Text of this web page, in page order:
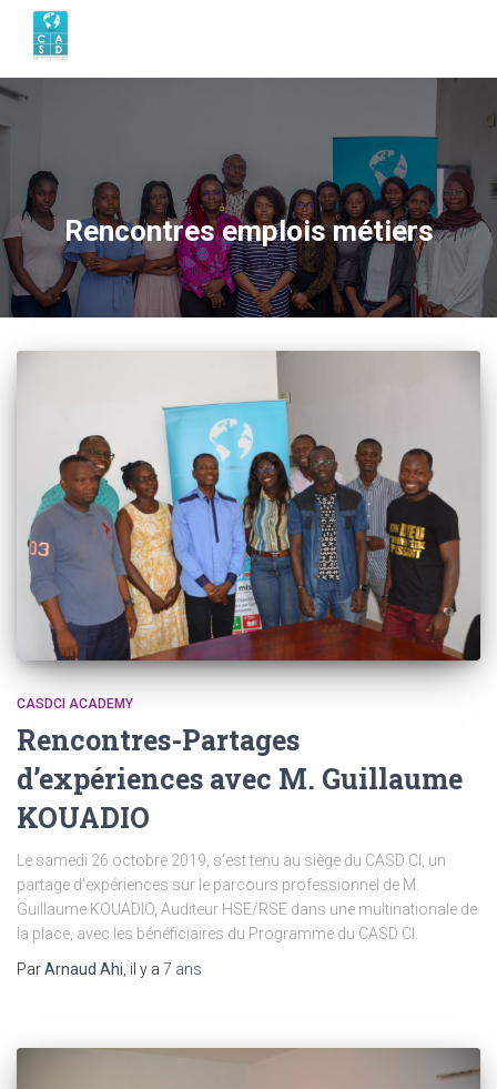
Rencontres emplois métiers
CASDCI ACADEMY
Rencontres-Partages
d’expériences avec M. Guillaume
KOUADIO
Le samedi 26 octobre 2019, s’est tenu au siège du CASD CI, un
partage d’expériences sur le parcours professionnel de M.
Guillaume KOUADIO, Auditeur HSE/RSE dans une multinationale de
la place, avec les bénéficiaires du Programme du CASD CI.
ParArnaud Ahi , il y a 7 ans